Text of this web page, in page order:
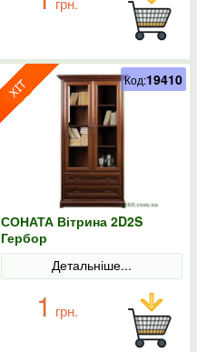
СОНАТА Вітрина 2D2S
Гербор
Детальніше...
1 грн.
Код:19410